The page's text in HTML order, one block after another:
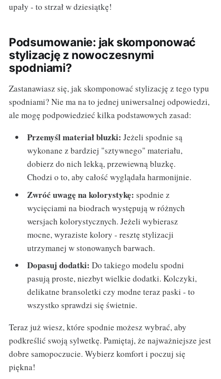
upały - to strzał w dziesiątkę!
Podsumowanie: jak skomponować
stylizację z nowoczesnymi
spodniami?
Zastanawiasz się, jak skomponować stylizację z tego typu
spodniami? Nie ma na to jednej uniwersalnej odpowiedzi,
ale mogę podpowiedzieć kilka podstawowych zasad:
Przemyśl materiał bluzki: Jeżeli spodnie są
wykonane z bardziej "sztywnego" materiału,
dobierz do nich lekką, przewiewną bluzkę.
Chodzi o to, aby całość wyglądała harmonijnie.
Zwróć uwagę na kolorystykę: spodnie z
wycięciami na biodrach występują w różnych
wersjach kolorystycznych. Jeżeli wybierasz
mocne, wyraziste kolory - resztę stylizacji
utrzymanej w stonowanych barwach.
Dopasuj dodatki: Do takiego modelu spodni
pasują proste, niezbyt wielkie dodatki. Kolczyki,
delikatne bransoletki czy modne teraz paski - to
wszystko sprawdzi się świetnie.
Teraz już wiesz, które spodnie możesz wybrać, aby
podkreślić swoją sylwetkę. Pamiętaj, że najważniejsze jest
dobre samopoczucie. Wybierz komfort i poczuj się
piękna!